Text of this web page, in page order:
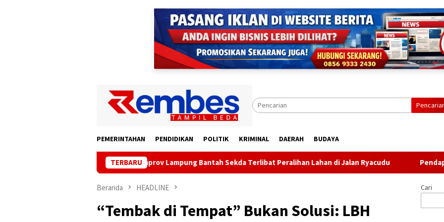
PEMERINTAHAN PENDIDIKAN POLITIK KRIMINAL DAERAH BUDAYA
TERBARU
Pemprov Lampung Bantah Sekda Terlibat Peralihan Lahan di Jalan Ryacudu Pendapatan Turun,
Beranda HEADLINE
“Tembak di Tempat” Bukan Solusi: LBH
Cari